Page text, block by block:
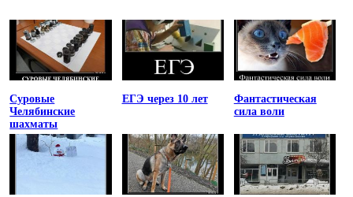
Суровые
Челябинские
шахматы
ЕГЭ через 10 лет
Фантастическая
сила воли